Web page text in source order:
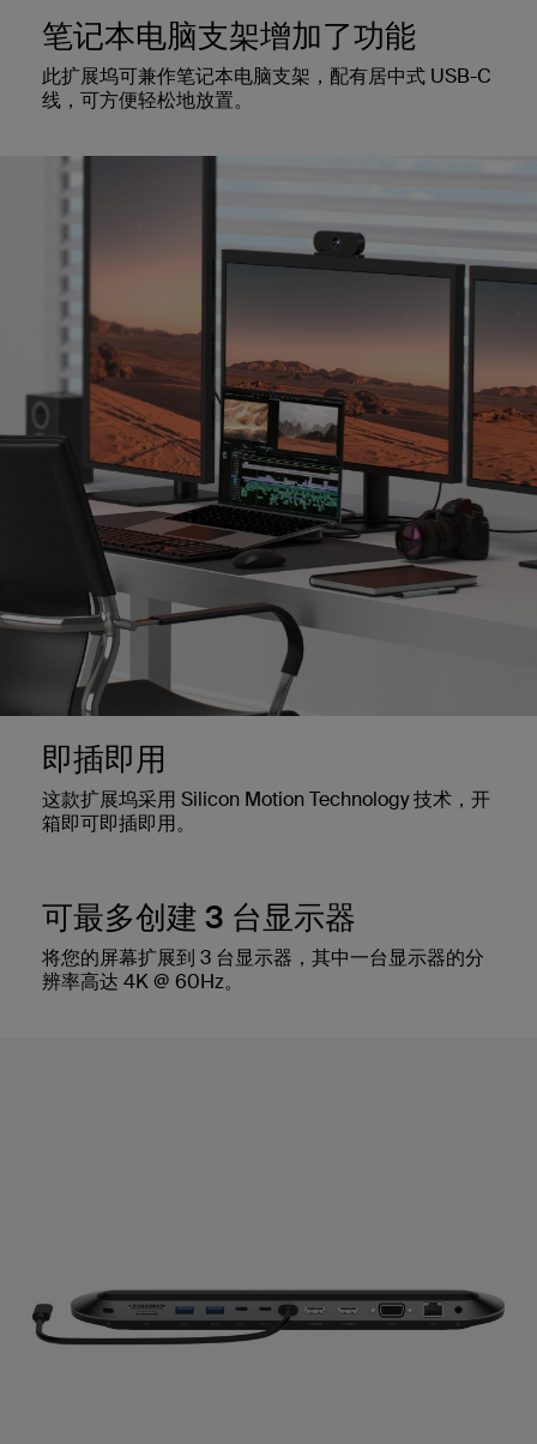
笔记本电脑支架增加了功能
此扩展坞可兼作笔记本电脑支架，配有居中式 USB-C
线，可方便轻松地放置。
即插即用
这款扩展坞采用 Silicon Motion Technology 技术，开
箱即可即插即用。
可最多创建 3 台显示器
将您的屏幕扩展到 3 台显示器，其中一台显示器的分
辨率高达 4K @ 60Hz。